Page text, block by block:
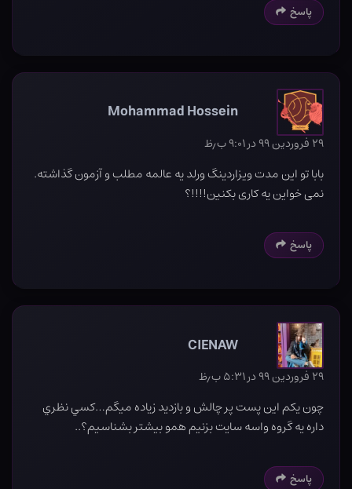
پاسخ
Mohammad Hossein
۲۹ فروردین ۹۹ در ۹:۰۱ ب٫ظ
بابا تو این مدت ویزاردینگ ورلد یه عالمه مطلب و آزمون گذاشته.
نمی خواین یه کاری بکنین!!!!؟
پاسخ
CIENAW
۲۹ فروردین ۹۹ در ۵:۳۱ ب٫ظ
چون يكم اين پست پر چالش و بازديد زياده ميگم…كسي نظري
داره يه گروه واسه سايت بزنيم همو بيشتر بشناسيم؟..
پاسخ